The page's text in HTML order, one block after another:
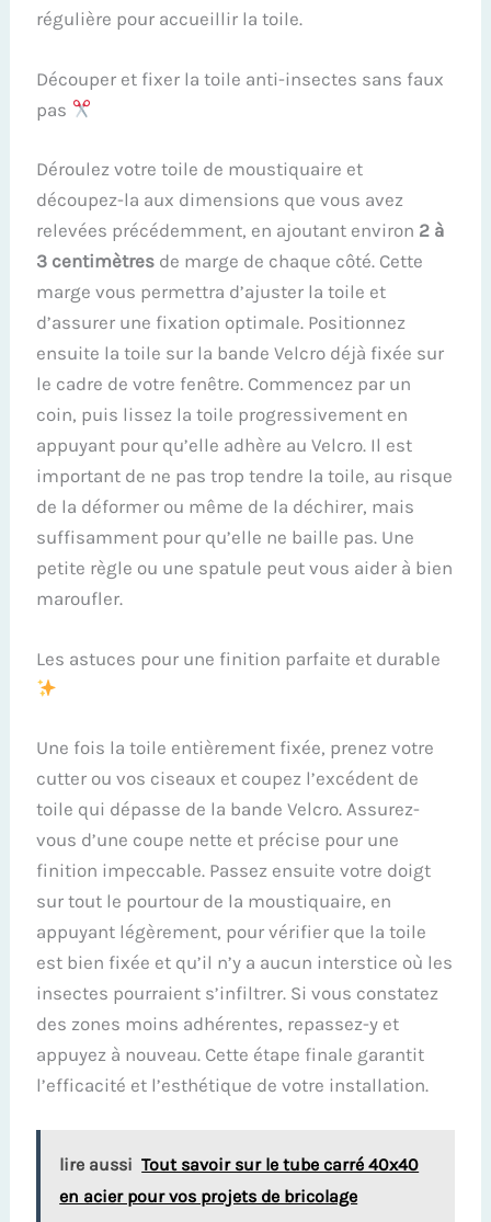
régulière pour accueillir la toile.
Découper et fixer la toile anti-insectes sans faux
pas
Déroulez votre toile de moustiquaire et
découpez-la aux dimensions que vous avez
relevées précédemment, en ajoutant environ 2 à
3 centimètres de marge de chaque côté. Cette
marge vous permettra d’ajuster la toile et
d’assurer une fixation optimale. Positionnez
ensuite la toile sur la bande Velcro déjà fixée sur
le cadre de votre fenêtre. Commencez par un
coin, puis lissez la toile progressivement en
appuyant pour qu’elle adhère au Velcro. Il est
important de ne pas trop tendre la toile, au risque
de la déformer ou même de la déchirer, mais
suffisamment pour qu’elle ne baille pas. Une
petite règle ou une spatule peut vous aider à bien
maroufler.
Les astuces pour une finition parfaite et durable
Une fois la toile entièrement fixée, prenez votre
cutter ou vos ciseaux et coupez l’excédent de
toile qui dépasse de la bande Velcro. Assurez-
vous d’une coupe nette et précise pour une
finition impeccable. Passez ensuite votre doigt
sur tout le pourtour de la moustiquaire, en
appuyant légèrement, pour vérifier que la toile
est bien fixée et qu’il n’y a aucun interstice où les
insectes pourraient s’infiltrer. Si vous constatez
des zones moins adhérentes, repassez-y et
appuyez à nouveau. Cette étape finale garantit
l’efficacité et l’esthétique de votre installation.
lire aussi Tout savoir sur le tube carré 40x40
en acier pour vos projets de bricolage